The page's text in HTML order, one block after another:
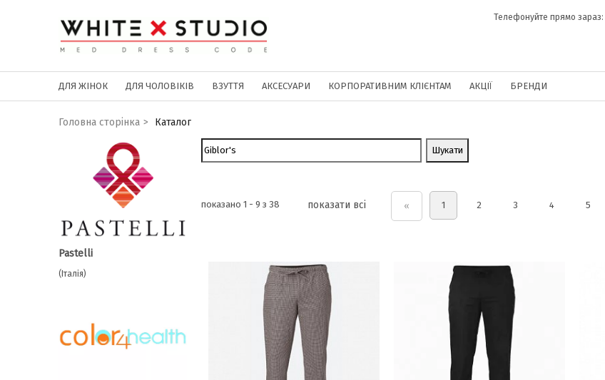
Телефонуйте прямо зараз:
ДЛЯ ЖІНОК ДЛЯ ЧОЛОВІКІВ ВЗУТТЯ АКСЕСУАРИ КОРПОРАТИВНИМ КЛІЄНТАМ АКЦІЇ БРЕНДИ
Головна сторінка > Каталог
Pastelli
(Італія)
показано 1 - 9 з 38 показати всі « 1 2 3 4 5